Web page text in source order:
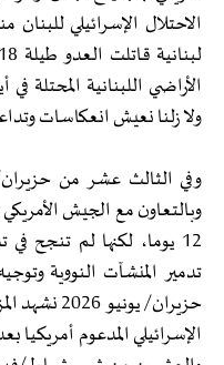
الاحتلال الإسرائيلي
ولا زلنا نعيش انعكاسات
وبالتعاون مع الجيش
12 يوما، لكنها لم تنجح
تدمير المنشآت النووية
حزيران/
الإسرائيلي المدعوم أمريكيا